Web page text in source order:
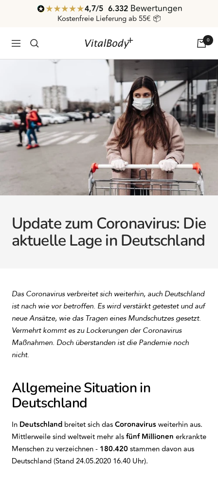
4,7/ 5 6.332 Bewertungen
Kostenfreie Lieferung ab 55€ 📦
Navigation VitalBodyPLUS.de 0
Update zum Coronavirus: Die
aktuelle Lage in Deutschland
Das Coronavirus verbreitet sich weiterhin, auch Deutschland
ist nach wie vor betroffen. Es wird verstärkt getestet und auf
neue Ansätze, wie das Tragen eines Mundschutzes gesetzt.
Vermehrt kommt es zu Lockerungen der Coronavirus
Maßnahmen. Doch überstanden ist die Pandemie noch
nicht.
Allgemeine Situation in
Deutschland
In Deutschland breitet sich dasCoronavirusweiterhin aus.
Mittlerweile sind weltweit mehr alsfünf Millionen erkrankte
Menschen zu verzeichnen - 180.420stammen davon aus
Deutschland (Stand 24.05.2020 16.40 Uhr).